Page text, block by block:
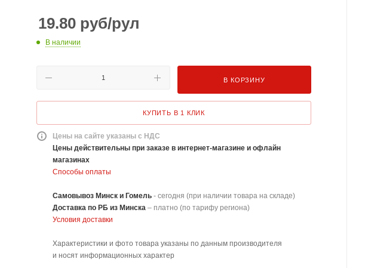
19.80 руб/рул
В наличии
В КОРЗИНУ
КУПИТЬ В 1 КЛИК
Цены на сайте указаны с НДС
Цены действительны при заказе в интернет-магазине и офлайн
магазинах
Способы оплаты
Самовывоз Минск и Гомель - сегодня (при наличии товара на складе)
Доставка по РБ из Минска – платно (по тарифу региона)
Условия доставки
Характеристики и фото товара указаны по данным производителя
и носят информационных характер